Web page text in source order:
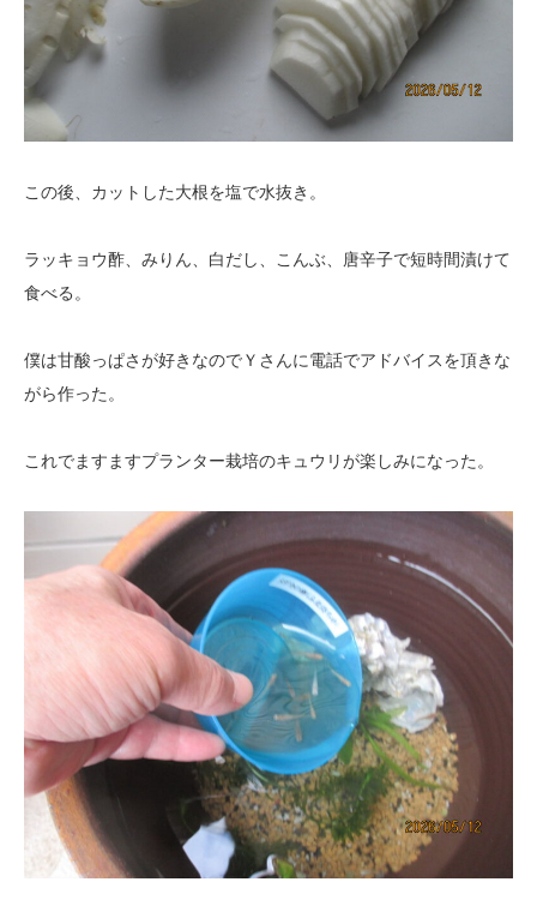
この後、カットした大根を塩で水抜き。
ラッキョウ酢、みりん、白だし、こんぶ、唐辛子で短時間漬けて
食べる。
僕は甘酸っぱさが好きなのでＹさんに電話でアドバイスを頂きな
がら作った。
これでますますプランター栽培のキュウリが楽しみになった。